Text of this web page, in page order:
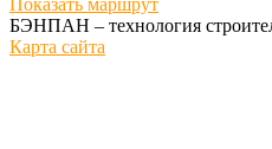
БЭНПАН – технология
Карта сайта